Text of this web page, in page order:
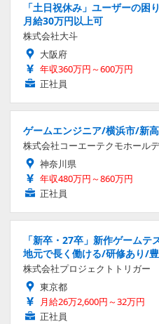
「土日祝休み」ユーザーの
月給30万円以上可
株式会社大斗
大阪府
年収360万円～600万円
正社員
ゲームエンジニア/横浜市/新
株式会社コーエーテクモホール
神奈川県
年収480万円～860万円
正社員
「新卒・27卒」新作ゲーム
地元で長く働ける/研修あり/
株式会社プロジェクトトリガー
東京都
月給26万2,600円～32万円
正社員